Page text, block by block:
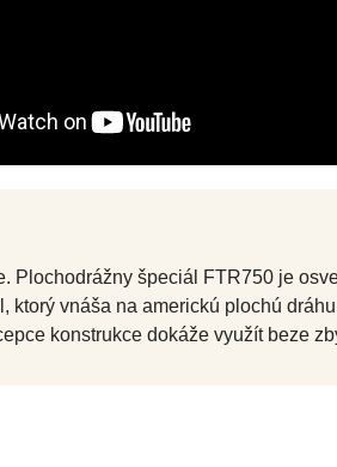
špeciál FTR750 je
vnáša na americkú plochú
konstrukce dokáže využít beze